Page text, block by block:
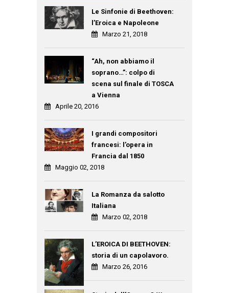
Le Sinfonie di Beethoven:
l’Eroica e Napoleone
Marzo 21, 2018
“Ah, non abbiamo il
soprano…”: colpo di
scena sul finale di TOSCA
a Vienna
Aprile 20, 2016
I grandi compositori
francesi: l’opera in
Francia dal 1850
Maggio 02, 2018
La Romanza da salotto
Italiana
Marzo 02, 2018
L’EROICA DI BEETHOVEN:
storia di un capolavoro.
Marzo 26, 2016